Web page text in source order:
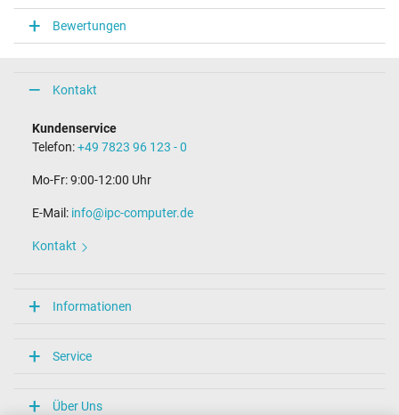
Bewertungen
Kontakt
Kundenservice
Telefon:+49 7823 96 123 - 0
Mo-Fr: 9:00-12:00 Uhr
E-Mail: info@ipc-computer.de
Kontakt
Informationen
Service
Über Uns